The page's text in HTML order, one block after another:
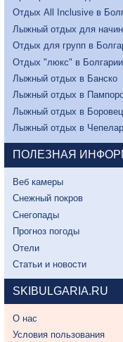
Отдых All Inclusive в
Лыжный отдых для
Отдых для групп в
Отдых "люкс" в Болгарии
Лыжный отдых в Банско
Лыжный отдых в
Лыжный отдых в Боровец
Лыжный отдых в
ПОЛЕЗНАЯ
Веб камеры
Снежный покров
Снегопады
Прогноз погоды
Отели
Статьи и новости
SKIBULGARIA.RU
О нас
Условия пользования